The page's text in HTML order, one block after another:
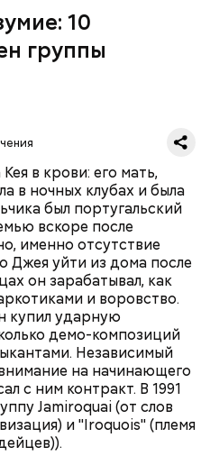
10
группы
в крови: его мать,
в ночных клубах и была
был португальский
вскоре после
именно отсутствие
Джея уйти из дома после
он зарабатывал, как
и воровство.
купил ударную
демо-композиций
Независимый
на начинающего
с ним контракт. В 1991
Jamiroquai (от слов
и "Iroquois" (племя
Of The Space
успех, однако
пластинка"Travelling
Сингл"Virtual Insanity"
настоящий
эту песню получил
песня в 1998 году была
в номинации "Лучшее
дуэтом или группой".
стали песни
сингл
заняла первое место в
"Synkronized"(1999) был
для группы стилях фанк
но разошёлся по
миллионов копий.
фестивале
двухлетний
вышел альбом"A Funk
преобладало
June" попала в
"Дьявол носит
день
"Rock Dust Light Star"
- в 2010 году.